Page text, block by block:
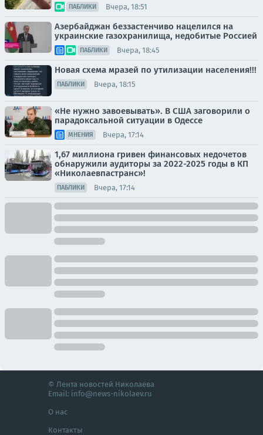
ПАБЛИКИ Вчера, 18:51
Азербайджан беззастенчиво нацелился на
украинские газохранилища, недобитые Россией
ПАБЛИКИ Вчера, 18:45
Новая схема мразей по утилизации населения!!!
ПАБЛИКИ Вчера, 18:15
«Не нужно завоевывать». В США заговорили о
парадоксальной ситуации в Одессе
МНЕНИЯ Вчера, 17:14
1,67 миллиона гривен финансовых недочетов
обнаружили аудиторы за 2022-2025 годы в КП
«Николаевпастранс»!
ПАБЛИКИ Вчера, 17:14
© Лента новостей Николаева
Email: info@news-nikolaev.ru
О нас
Контакты